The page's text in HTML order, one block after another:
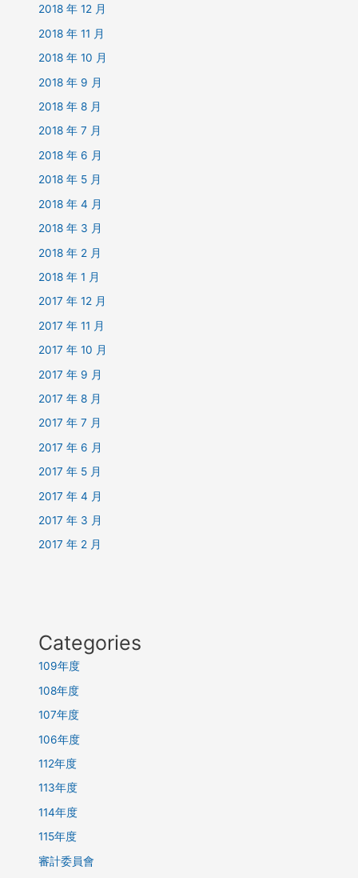
2018 年 12 月
2018 年 11 月
2018 年 10 月
2018 年 9 月
2018 年 8 月
2018 年 7 月
2018 年 6 月
2018 年 5 月
2018 年 4 月
2018 年 3 月
2018 年 2 月
2018 年 1 月
2017 年 12 月
2017 年 11 月
2017 年 10 月
2017 年 9 月
2017 年 8 月
2017 年 7 月
2017 年 6 月
2017 年 5 月
2017 年 4 月
2017 年 3 月
2017 年 2 月
Categories
109年度
108年度
107年度
106年度
112年度
113年度
114年度
115年度
審計委員會